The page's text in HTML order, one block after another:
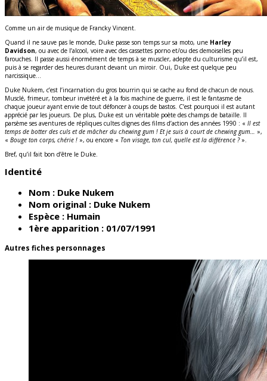
Comme un air de musique de Francky Vincent.
Quand il ne sauve pas le monde, Duke passe son temps sur sa moto, une Harley
Davidson, ou avec de l’alcool, voire avec des cassettes porno et/ou des demoiselles peu
farouches. Il passe aussi énormément de temps à se muscler, adepte du culturisme qu’il est,
puis à se regarder des heures durant devant un miroir. Oui, Duke est quelque peu
narcissique…
Duke Nukem, c’est l’incarnation du gros bourrin qui se cache au fond de chacun de nous.
Musclé, frimeur, tombeur invétéré et à la fois machine de guerre, il est le fantasme de
chaque joueur ayant envie de tout défoncer à coups de bastos. C’est pourquoi il est autant
apprécié par les joueurs. De plus, Duke est un véritable poète des champs de bataille. Il
parsème ses aventures de répliques cultes dignes des films d’action des années 1990 : « Il est
temps de botter des culs et de mâcher du chewing gum ! Et je suis à court de chewing gum…
»,
« Bouge ton corps, chérie ! », ou encore « Ton visage, ton cul, quelle est la différence ?».
Bref, qu’il fait bon d’être le Duke.
Identité
Nom : Duke Nukem
Nom original : Duke Nukem
Espèce : Humain
1ère apparition : 01/07/1991
Autres fiches personnages